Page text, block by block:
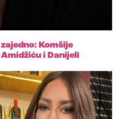
Komšije
i Danijeli